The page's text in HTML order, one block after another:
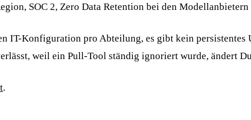
SOC 2, Zero Data Retention bei den
IT-Konfiguration pro Abteilung, es gibt kein
weil ein Pull-Tool ständig ignoriert wurde, ändert
.